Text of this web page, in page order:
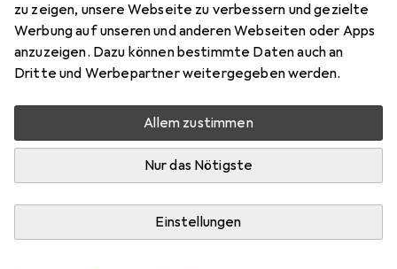
zu zeigen, unsere Webseite zu verbessern und gezielte
Werbung auf unseren und anderen Webseiten oder Apps
anzuzeigen. Dazu können bestimmte Daten auch an
Dritte und Werbepartner weitergegeben werden.
Allem zustimmen
Nur das Nötigste
Einstellungen
Preis in EUR inkl. MwSt.
Bewertungen
Zwischen Mo, 10.8. und Mi, 12.8. geliefert
Mehr als 10 Stück an Lager beim Lieferanten
Lieferort angeben für genaue Lieferzeit
1 Stück
2 Stück
3 Stück
4 Stück